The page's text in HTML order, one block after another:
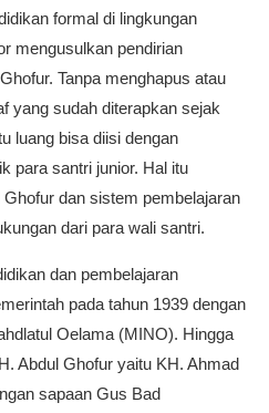
formal di lingkungan
mengusulkan pendirian
Tanpa menghapus atau
yang sudah diterapkan sejak
luang bisa diisi dengan
para santri junior. Hal itu
dan sistem pembelajaran
dari para wali santri.
dan pembelajaran
pada tahun 1939 dengan
Oelama (MINO). Hingga
Abdul Ghofur yaitu KH. Ahmad
sapaan Gus Bad